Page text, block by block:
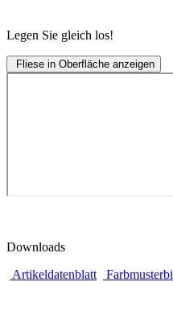
Legen Sie gleich los!
Fliese in Oberfläche anzeigen
Downloads
Artikeldatenblatt